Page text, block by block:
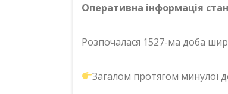
Оперативна інформація
Розпочалася 1527-ма доба
Загалом протягом минулої